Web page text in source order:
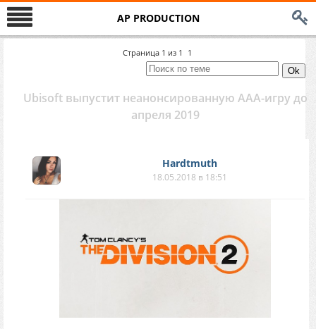
AP PRODUCTION
Страница 1 из 1 1
Ubisoft выпустит неанонсированную ААА-игру до
апреля 2019
Hardtmuth
18.05.2018 в 18:51